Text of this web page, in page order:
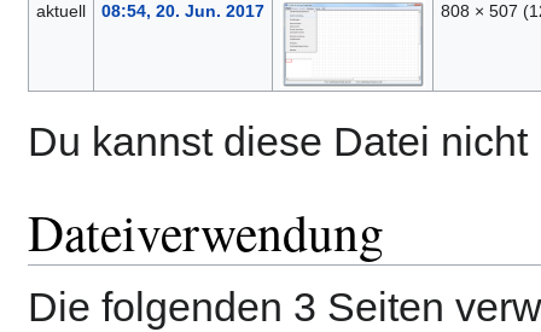
aktuell
08:54, 20. Jun. 2017 808 × 507
Du kannst diese Datei
Dateiverwendung
Die folgenden 3 Seiten